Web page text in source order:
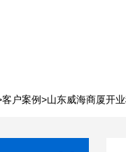
客户案例>山东威海商厦开